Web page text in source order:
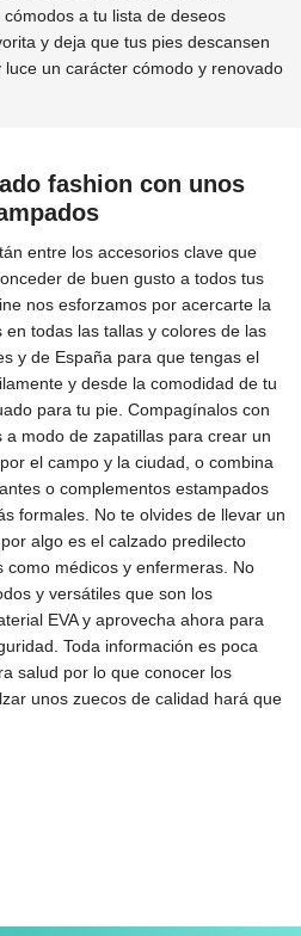
a tu lista de deseos
y deja que tus pies descansen
un carácter cómodo y renovado
fashion con unos
entre los accesorios clave que
de buen gusto a todos tus
nos esforzamos por acercarte la
todas las tallas y colores de las
y de España para que tengas el
y desde la comodidad de tu
para tu pie. Compagínalos con
modo de zapatillas para crear un
el campo y la ciudad, o combina
o complementos estampados
formales. No te olvides de llevar un
algo es el calzado predilecto
médicos y enfermeras. No
y versátiles que son los
EVA y aprovecha ahora para
Toda información es poca
salud por lo que conocer los
unos zuecos de calidad hará que